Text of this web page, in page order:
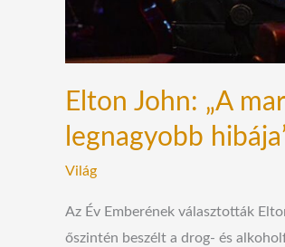
Elton John: „A
legnagyobb
Világ
Az Év Emberének választották
őszintén beszélt a drog- és